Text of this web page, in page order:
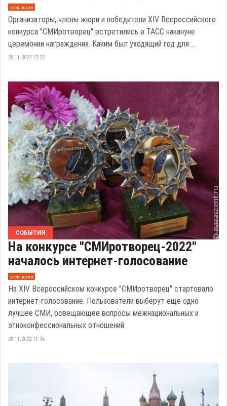
эксклюзив
Организаторы, члены жюри и победители XIV Всероссийского
конкурса "СМИротворец" встретились в ТАСС накануне
церемонии награждения. Каким был уходящий год для ...
28.11.2022 17:22
СОБЫТИЯ
На конкурсе "СМИротворец-2022"
началось интернет-голосование
эксклюзив
На ХIV Всероссийском конкурсе "СМИротворец" стартовало
интернет-голосование. Пользователи выберут еще одно
лучшее СМИ, освещающее вопросы межнациональных и
этноконфессиональных отношений.
28.11.2022 11:36